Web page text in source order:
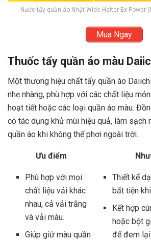
Nước tẩy quần áo Nhật Wide Haiter Ex Power
Mua Ngay
Thuốc tẩy quần áo màu
Một thương hiệu chất tẩy quần áo
nhẹ nhàng, phù hợp với các chất liệu
hoạt tiết hoặc các loại quần áo màu.
có tác dụng khử mùi hiệu quả, làm sạch
quần áo khi không thể phơi ngoài trời.
Ưu điểm
Phù hợp với mọi
chất liệu vải khác
nhau, cả vải trắng
và vải màu.
Giúp giữ màu quần
Thiết kế
bất tiện
Kết hợp
hoặc bột
để đem